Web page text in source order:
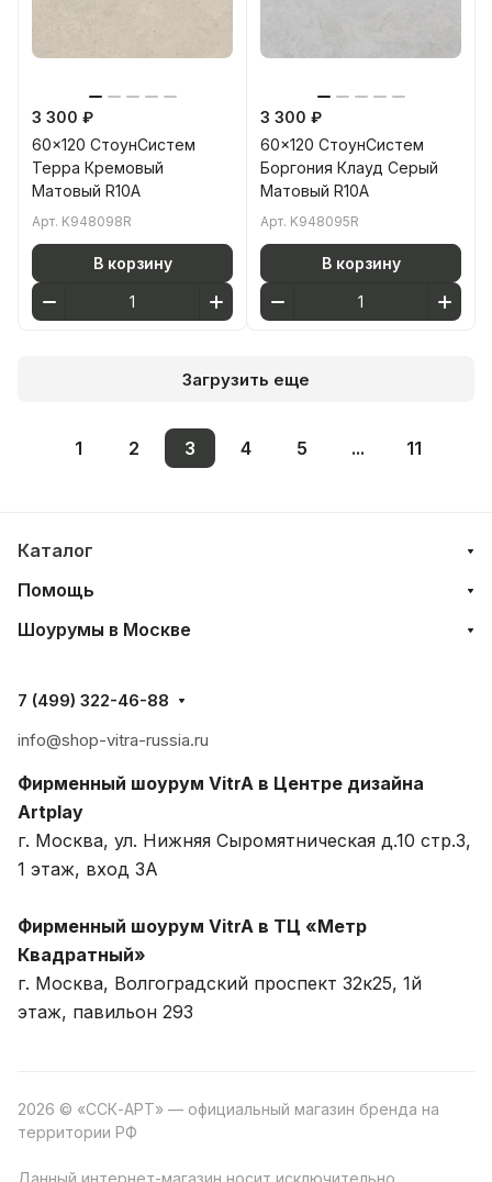
3 300 ₽
60x120 СтоунСистем
Терра Кремовый
Матовый R10A
Арт. K948098R
В корзину
3 300 ₽
60x120 СтоунСистем
Боргония Клауд Серый
Матовый R10A
Арт. K948095R
В корзину
Загрузить еще
1 2 3 4 5 ... 11
Каталог
Помощь
Шоурумы в Москве
7 (499) 322-46-88
info@shop-vitra-russia.ru
Фирменный шоурум VitrA в Центре дизайна
Artplay
г. Москва, ул. Нижняя Сыромятническая д.10 стр.3,
1 этаж, вход 3A
Фирменный шоурум VitrA в ТЦ «Метр
Квадратный»
г. Москва, Волгоградский проспект 32к25, 1й
этаж, павильон 293
2026 © «ССК-АРТ» — официальный магазин бренда на
территории РФ
Данный интернет-магазин носит исключительно